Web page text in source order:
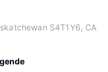
S4T1Y6, CA